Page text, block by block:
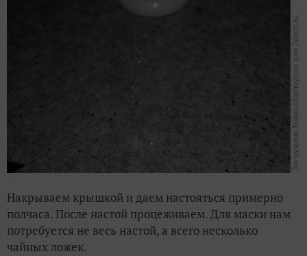
Накрываем крышкой и даем настояться примерно
полчаса. После настой процеживаем. Для маски нам
потребуется не весь настой, а всего несколько
чайных ложек.